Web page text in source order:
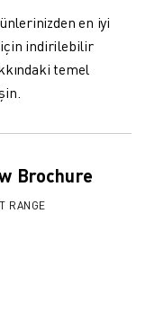
en iyi
için indirilebilir
temel
Brochure
RANGE